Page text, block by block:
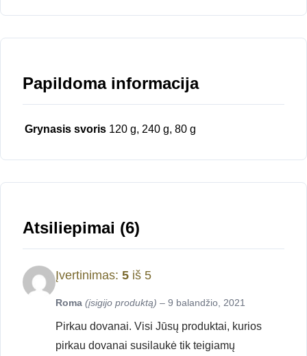
Papildoma informacija
Grynasis svoris 120 g, 240 g, 80 g
Atsiliepimai (6)
Įvertinimas: 5 iš 5
Roma (įsigijo produktą) – 9 balandžio, 2021
Pirkau dovanai. Visi Jūsų produktai, kurios
pirkau dovanai susilaukė tik teigiamų